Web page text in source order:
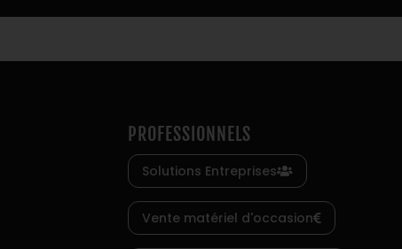
PROFESSIONNELS
Solutions Entreprises
Vente matériel d'occasion